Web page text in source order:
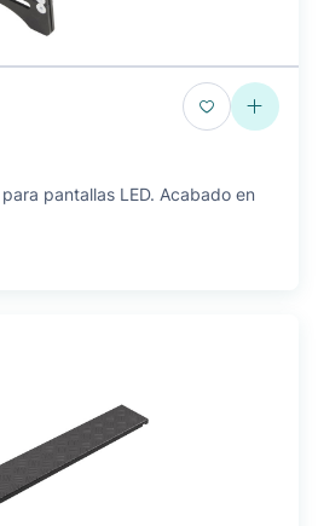
pantallas LED. Acabado en